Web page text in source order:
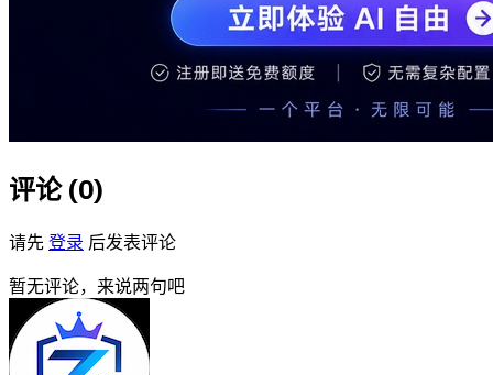
评论 (0)
请先 登录 后发表评论
暂无评论，来说两句吧